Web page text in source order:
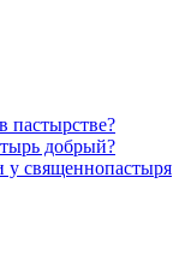
пастырстве?
добрый?
у священнопастыря